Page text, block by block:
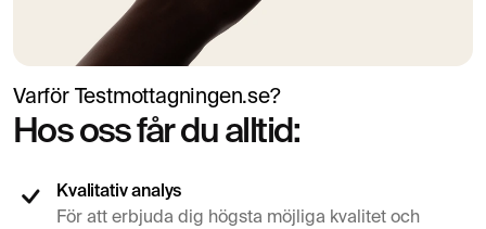
Varför Testmottagningen.se?
Hos oss får du alltid:
Kvalitativ analys
För att erbjuda dig högsta möjliga kvalitet och